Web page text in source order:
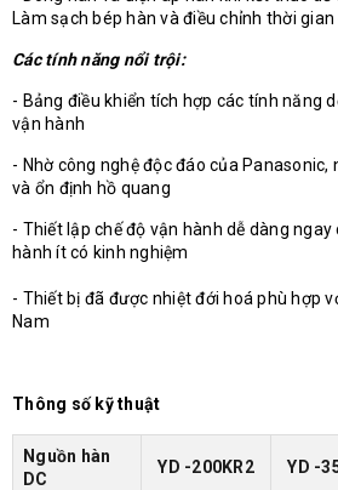
Làm sạch bép hàn và điều chỉnh thời
Các tính năng nổi trội:
- Bảng điều khiển tích hợp các tính năng
vận hành
- Nhờ công nghệ độc đáo của
và ổn định hồ quang
- Thiết lập chế độ vận hành dễ dàng
hành ít có kinh nghiệm
- Thiết bị đã được nhiệt đới hoá phù hợp
Nam
Thông số kỹ thuật
Nguồn hàn
DC
YD -200KR2 YD -